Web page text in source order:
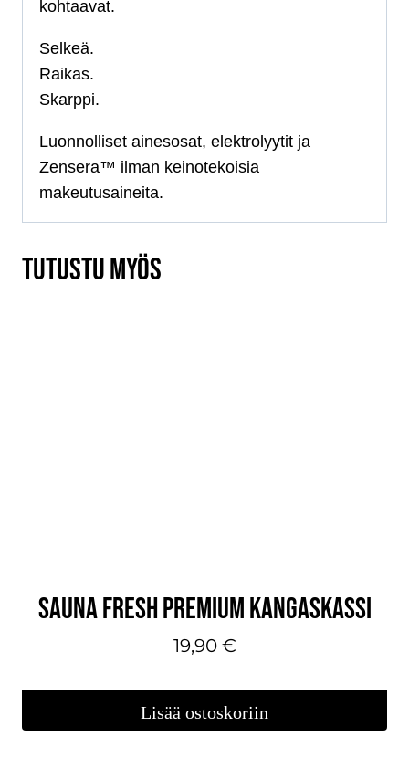
kohtaavat.
Selkeä.
Raikas.
Skarppi.
Luonnolliset ainesosat, elektrolyytit ja
Zensera™ ilman keinotekoisia
makeutusaineita.
TUTUSTU MYÖS
SAUNA FRESH PREMIUM KANGASKASSI
19,90 €
Lisää ostoskoriin